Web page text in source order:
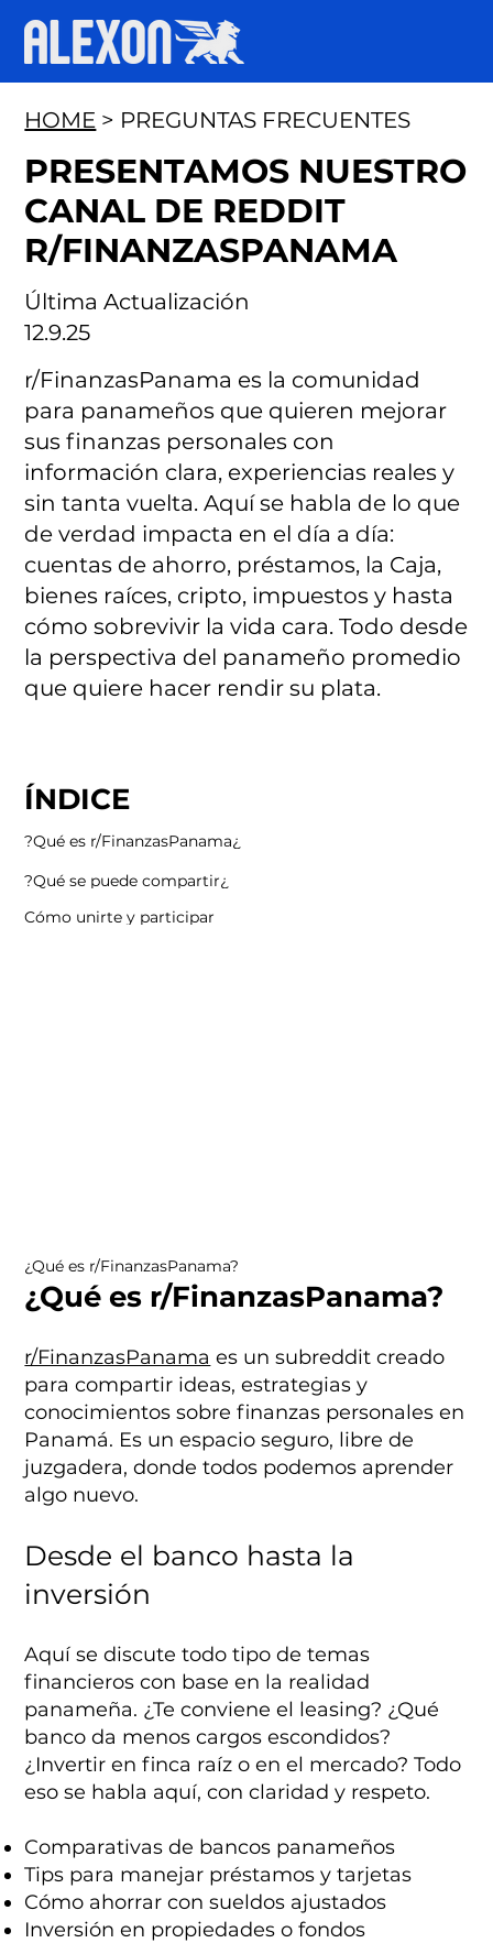
¿Qué es r/FinanzasPanama?
¿Qué es r/FinanzasPanama?
r/FinanzasPanama es un subreddit creado
para compartir ideas, estrategias y
conocimientos sobre finanzas personales en
Panamá. Es un espacio seguro, libre de
juzgadera, donde todos podemos aprender
algo nuevo.
Desde el banco hasta la
inversión
Aquí se discute todo tipo de temas
financieros con base en la realidad
panameña. ¿Te conviene el leasing? ¿Qué
banco da menos cargos escondidos?
¿Invertir en finca raíz o en el mercado? Todo
eso se habla aquí, con claridad y respeto.
Comparativas de bancos panameños
Tips para manejar préstamos y tarjetas
Cómo ahorrar con sueldos ajustados
Inversión en propiedades o fondos
ÍNDICE
¿Qué es r/FinanzasPanama?
¿Qué se puede compartir?
Cómo unirte y participar
Última Actualización
12.9.25
HOME > PREGUNTAS FRECUENTES
PRESENTAMOS NUESTRO
CANAL DE REDDIT
R/FINANZASPANAMA
r/FinanzasPanama es la comunidad
para panameños que quieren mejorar
sus finanzas personales con
información clara, experiencias reales y
sin tanta vuelta. Aquí se habla de lo que
de verdad impacta en el día a día:
cuentas de ahorro, préstamos, la Caja,
bienes raíces, cripto, impuestos y hasta
cómo sobrevivir la vida cara. Todo desde
la perspectiva del panameño promedio
que quiere hacer rendir su plata.